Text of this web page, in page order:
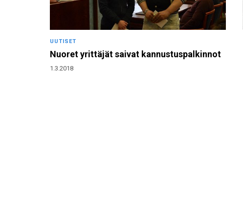
UUTISET
Nuoret yrittäjät saivat kannustuspalkinnot
1.3.2018